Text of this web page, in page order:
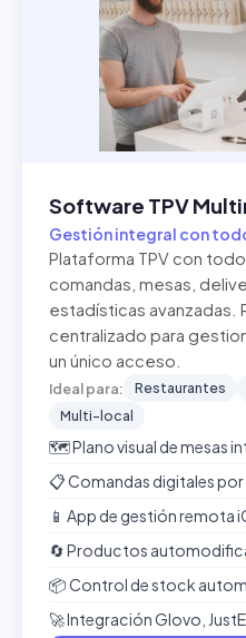
Software TPV
Gestión integral con
Plataforma TPV con
comandas, mesas,
estadísticas avanzadas.
centralizado para
un único acceso.
Ideal para: Restaurantes
Multi-local
🗺️ Plano visual de mesas
📋 Comandas digitales por
📱 App de gestión remota
🔄 Productos
📦 Control de stock
🚀 Integración Glovo,